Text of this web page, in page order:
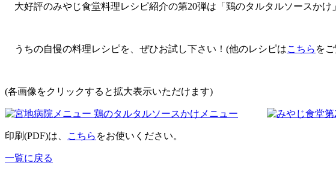
大好評のみやじ食堂料理レシピ紹介の第20弾は「鶏のタルタルソースかけ
うちの自慢の料理レシピを、ぜひお試し下さい！(他のレシピはこちら を
(各画像をクリックすると拡大表示いただけます)
印刷(PDF)は、 こちら をお使いください。
一覧に戻る